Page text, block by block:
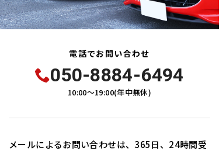
電話でお問い合わせ
050-8884-6494
10:00～19:00(年中無休)
メールによるお問い合わせは、365日、24時間受